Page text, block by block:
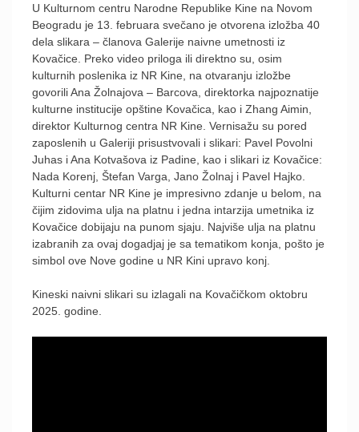
U Kulturnom centru Narodne Republike Kine na Novom
Beogradu je 13. februara svečano je otvorena izložba 40
dela slikara – članova Galerije naivne umetnosti iz
Kovačice. Preko video priloga ili direktno su, osim
kulturnih poslenika iz NR Kine, na otvaranju izložbe
govorili Ana Žolnajova – Barcova, direktorka najpoznatije
kulturne institucije opštine Kovačica, kao i Zhang Aimin,
direktor Kulturnog centra NR Kine. Vernisažu su pored
zaposlenih u Galeriji prisustvovali i slikari: Pavel Povolni
Juhas i Ana Kotvašova iz Padine, kao i slikari iz Kovačice:
Nada Korenj, Štefan Varga, Jano Žolnaj i Pavel Hajko.
Kulturni centar NR Kine je impresivno zdanje u belom, na
čijim zidovima ulja na platnu i jedna intarzija umetnika iz
Kovačice dobijaju na punom sjaju. Najviše ulja na platnu
izabranih za ovaj dogadjaj je sa tematikom konja, pošto je
simbol ove Nove godine u NR Kini upravo konj.
Kineski naivni slikari su izlagali na Kovačičkom oktobru
2025. godine.